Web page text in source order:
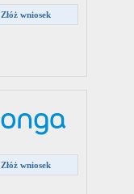
Złóż wniosek
Złóż wniosek